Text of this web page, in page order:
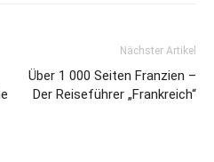
Nächster Artikel
Über 1 000 Seiten Franzien –
Der Reiseführer „Frankreich“